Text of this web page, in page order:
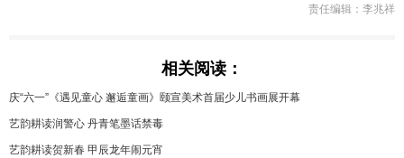
责任编辑：李兆祥
相关阅读：
庆“六一”《遇见童心 邂逅童画》颐宣美术首届少儿书画展开幕
艺韵耕读润警心 丹青笔墨话禁毒
艺韵耕读贺新春 甲辰龙年闹元宵